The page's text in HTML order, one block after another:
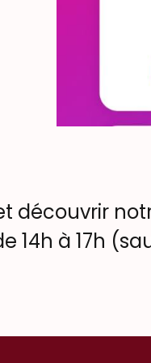
découvrir
14h à 17h